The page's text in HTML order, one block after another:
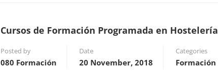
LA
PROGRAMADA
EN
Cursos de Formación Programada en Hostelería
Posted by
080 Formación
Date
20 November, 2018
Categories